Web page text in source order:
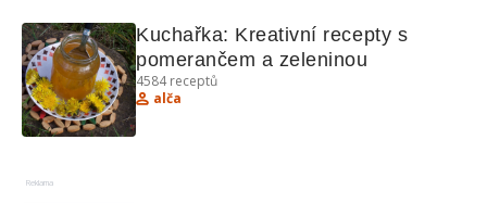
Kuchařka: Kreativní recepty s
pomerančem a zeleninou
4584receptů
alča
Reklama